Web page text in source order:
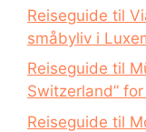
Reiseguide til
småbyliv i
Reiseguide til
Switzerland”
Reiseguide til